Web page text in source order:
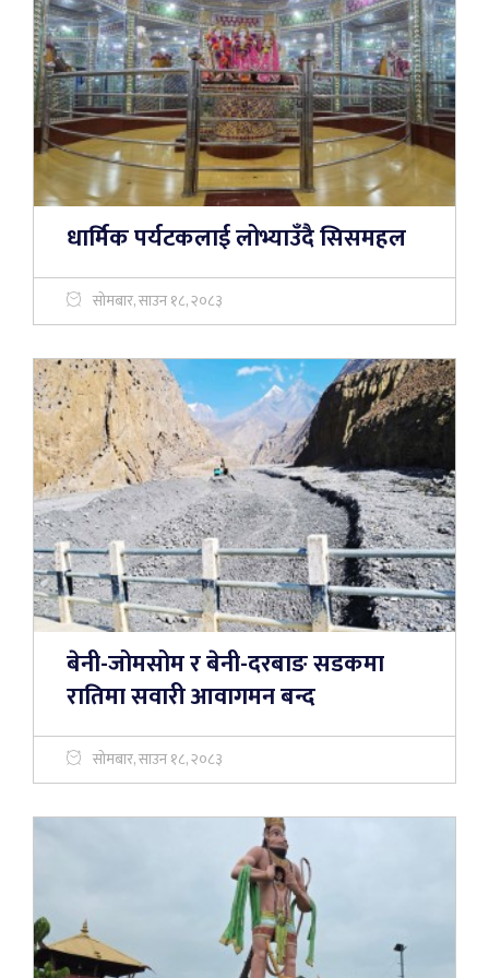
धार्मिक पर्यटकलाई लोभ्याउँदै सिसमहल
सोमबार, साउन १८, २०८३
बेनी-जोमसोम र बेनी-दरबाङ सडकमा
रातिमा सवारी आवागमन बन्द
सोमबार, साउन १८, २०८३